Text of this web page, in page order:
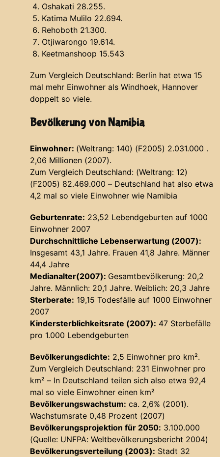
Oshakati 28.255.
Katima Mulilo 22.694.
Rehoboth 21.300.
Otjiwarongo 19.614.
Keetmanshoop 15.543
Zum Vergleich Deutschland: Berlin hat etwa 15
mal mehr Einwohner als Windhoek, Hannover
doppelt so viele.
Bevölkerung von Namibia
Einwohner: (Weltrang: 140) (F2005) 2.031.000 .
2,06 Millionen (2007).
Zum Vergleich Deutschland: (Weltrang: 12)
(F2005) 82.469.000 – Deutschland hat also etwa
4,2 mal so viele Einwohner wie Namibia
Geburtenrate: 23,52 Lebendgeburten auf 1000
Einwohner 2007
Durchschnittliche Lebenserwartung (2007):
Insgesamt 43,1 Jahre. Frauen 41,8 Jahre. Männer
44,4 Jahre
Medianalter(2007): Gesamtbevölkerung: 20,2
Jahre. Männlich: 20,1 Jahre. Weiblich: 20,3 Jahre
Sterberate: 19,15 Todesfälle auf 1000 Einwohner
2007
Kindersterblichkeitsrate (2007): 47 Sterbefälle
pro 1.000 Lebendgeburten
Bevölkerungsdichte: 2,5 Einwohner pro km².
Zum Vergleich Deutschland: 231 Einwohner pro
km² – In Deutschland teilen sich also etwa 92,4
mal so viele Einwohner einen km²
Bevölkerungswachstum: ca. 2,6% (2001).
Wachstumsrate 0,48 Prozent (2007)
Bevölkerungsprojektion für 2050: 3.100.000
(Quelle: UNFPA: Weltbevölkerungsbericht 2004)
Bevölkerungsverteilung (2003): Stadt 32